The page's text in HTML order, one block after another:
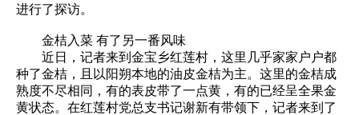
进行了探访。
金桔入菜 有了另一番风味
近日，记者来到金宝乡红莲村，这里几乎家家户户都
种了金桔，且以阳朔本地的油皮金桔为主。这里的金桔成
熟度不尽相同，有的表皮带了一点黄，有的已经呈全果金
黄状态。在红莲村党总支书记谢新有带领下，记者来到了